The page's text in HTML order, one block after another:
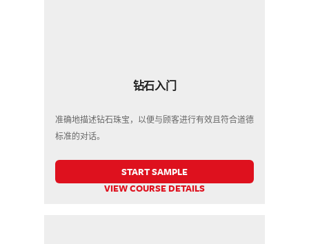
钻石入门
准确地描述钻石珠宝，以便与顾客进行有效且符合道德
标准的对话。
START SAMPLE
VIEW COURSE DETAILS